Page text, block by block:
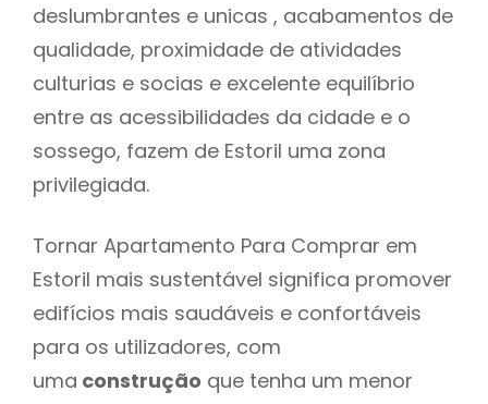
deslumbrantes e unicas , acabamentos de
qualidade, proximidade de atividades
culturias e socias e excelente equilíbrio
entre as acessibilidades da cidade e o
sossego, fazem de Estoril uma zona
privilegiada.
Tornar Apartamento Para Comprar em
Estoril mais sustentável significa promover
edifícios mais saudáveis e confortáveis
para os utilizadores, com
uma construção que tenha um menor